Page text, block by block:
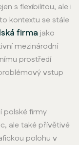
s flexibilitou, ale i
kontextu se stále
firma jako
mezinárodní
prostředí
vstup
polské firmy
ale také přívětivé
polohu v